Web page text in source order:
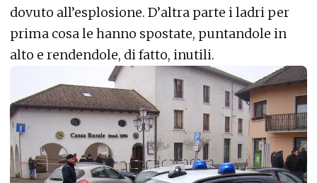
dovuto all’esplosione. D’altra parte i ladri per
prima cosa le hanno spostate, puntandole in
alto e rendendole, di fatto, inutili.